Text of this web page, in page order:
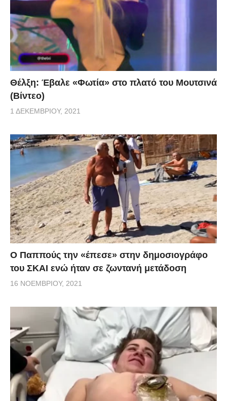
Θέλξη: Έβαλε «Φωτία» στο πλατό του Μουτσινά
(Βίντεο)
1 ΔΕΚΕΜΒΡΊΟΥ, 2021
Ο Παππούς την «έπεσε» στην δημοσιογράφο
του ΣΚΑΙ ενώ ήταν σε ζωντανή μετάδοση
16 ΝΟΕΜΒΡΊΟΥ, 2021